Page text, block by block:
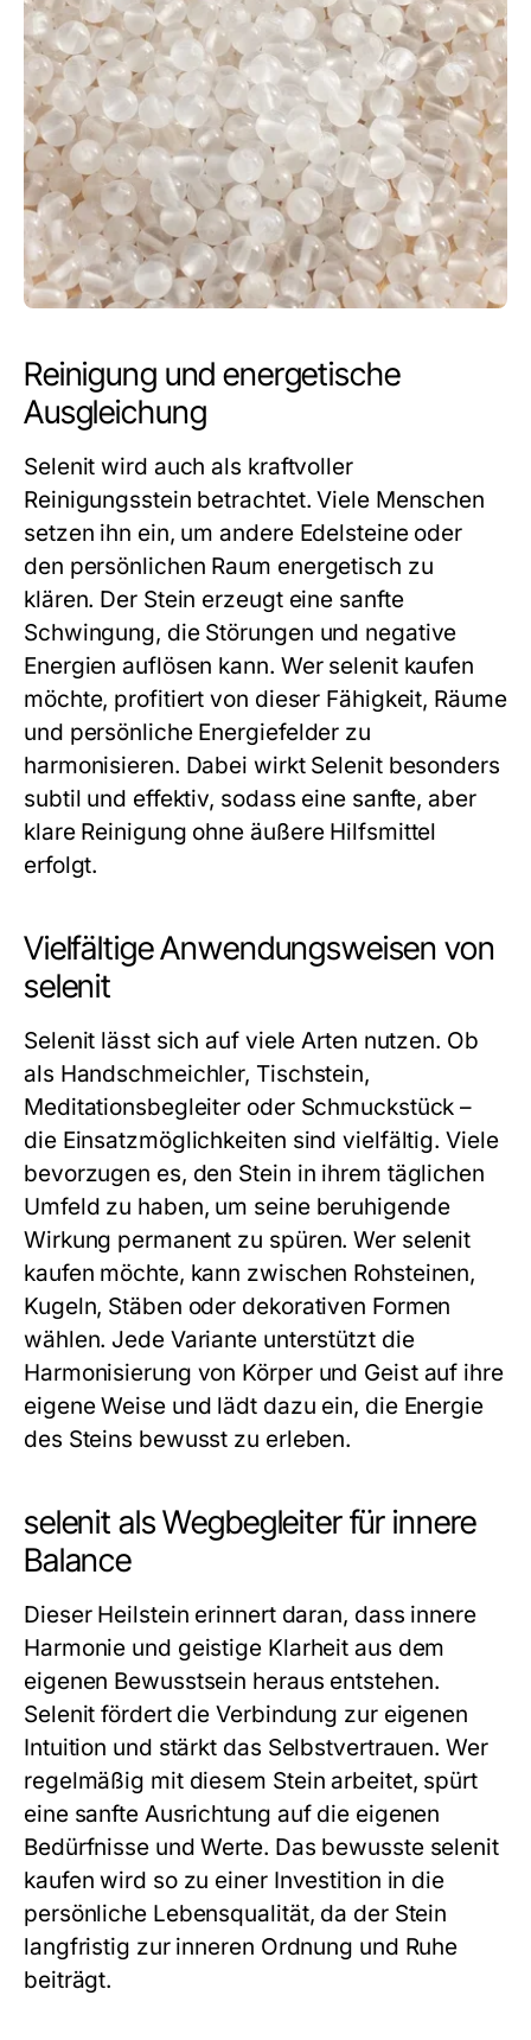
Reinigung und energetische
Ausgleichung
Selenit wird auch als kraftvoller
Reinigungsstein betrachtet. Viele Menschen
setzen ihn ein, um andere Edelsteine oder
den persönlichen Raum energetisch zu
klären. Der Stein erzeugt eine sanfte
Schwingung, die Störungen und negative
Energien auflösen kann. Wer selenit kaufen
möchte, profitiert von dieser Fähigkeit, Räume
und persönliche Energiefelder zu
harmonisieren. Dabei wirkt Selenit besonders
subtil und effektiv, sodass eine sanfte, aber
klare Reinigung ohne äußere Hilfsmittel
erfolgt.
Vielfältige Anwendungsweisen von
selenit
Selenit lässt sich auf viele Arten nutzen. Ob
als Handschmeichler, Tischstein,
Meditationsbegleiter oder Schmuckstück –
die Einsatzmöglichkeiten sind vielfältig. Viele
bevorzugen es, den Stein in ihrem täglichen
Umfeld zu haben, um seine beruhigende
Wirkung permanent zu spüren. Wer selenit
kaufen möchte, kann zwischen Rohsteinen,
Kugeln, Stäben oder dekorativen Formen
wählen. Jede Variante unterstützt die
Harmonisierung von Körper und Geist auf ihre
eigene Weise und lädt dazu ein, die Energie
des Steins bewusst zu erleben.
selenit als Wegbegleiter für innere
Balance
Dieser Heilstein erinnert daran, dass innere
Harmonie und geistige Klarheit aus dem
eigenen Bewusstsein heraus entstehen.
Selenit fördert die Verbindung zur eigenen
Intuition und stärkt das Selbstvertrauen. Wer
regelmäßig mit diesem Stein arbeitet, spürt
eine sanfte Ausrichtung auf die eigenen
Bedürfnisse und Werte. Das bewusste selenit
kaufen wird so zu einer Investition in die
persönliche Lebensqualität, da der Stein
langfristig zur inneren Ordnung und Ruhe
beiträgt.